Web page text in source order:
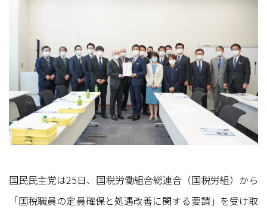
国民民主党は25日、国税労働組合総連合（国税労組）から
「国税職員の定員確保と処遇改善に関する要請」を受け取